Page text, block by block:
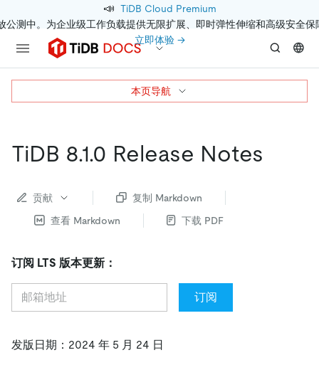
📣 TiDB Cloud Premium
公测中。为企业级工作负载提供无限扩展、即时弹性伸缩和高级安全保
立即体验 →
TiDB 8.1.0 Release Notes
贡献
复制 Markdown
查看 Markdown
下载 PDF
订阅 LTS 版本更新：
订阅
发版日期：2024 年 5 月 24 日
本页导航